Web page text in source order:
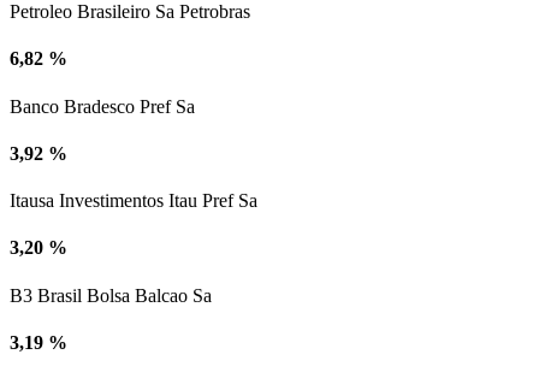
Petroleo Brasileiro Sa Petrobras
6,82 %
Banco Bradesco Pref Sa
3,92 %
Itausa Investimentos Itau Pref Sa
3,20 %
B3 Brasil Bolsa Balcao Sa
3,19 %